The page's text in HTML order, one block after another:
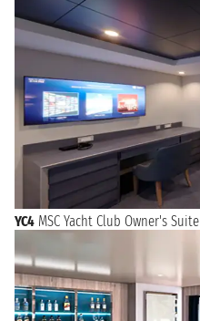
YC4 MSC Yacht Club Owner's Suite